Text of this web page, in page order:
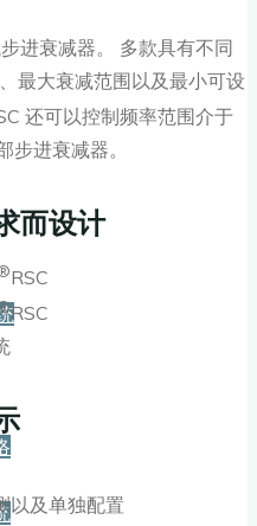
进衰减器。 多款具有不同
最大衰减范围以及最小可设
还可以控制频率范围介于
进衰减器。
而设计
RSC
RSC
以及单独配置